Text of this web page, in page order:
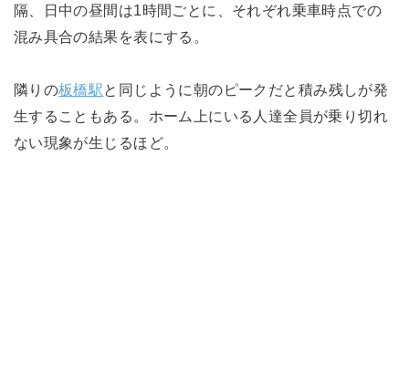
隔、日中の昼間は1時間ごとに、それぞれ乗車時点での
混み具合の結果を表にする。
隣りの板橋駅 と同じように朝のピークだと積み残しが発
生することもある。ホーム上にいる人達全員が乗り切れ
ない現象が生じるほど。